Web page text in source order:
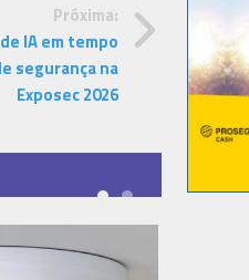
Próxima:
IA em tempo
segurança na
Exposec 2026